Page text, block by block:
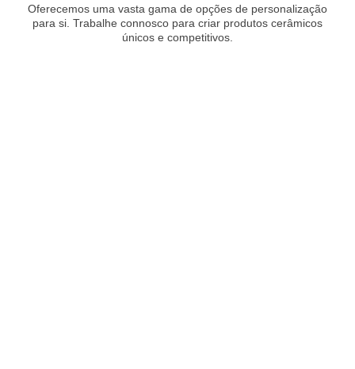
Oferecemos uma vasta gama de opções de personalização
para si. Trabalhe connosco para criar produtos cerâmicos
únicos e competitivos.